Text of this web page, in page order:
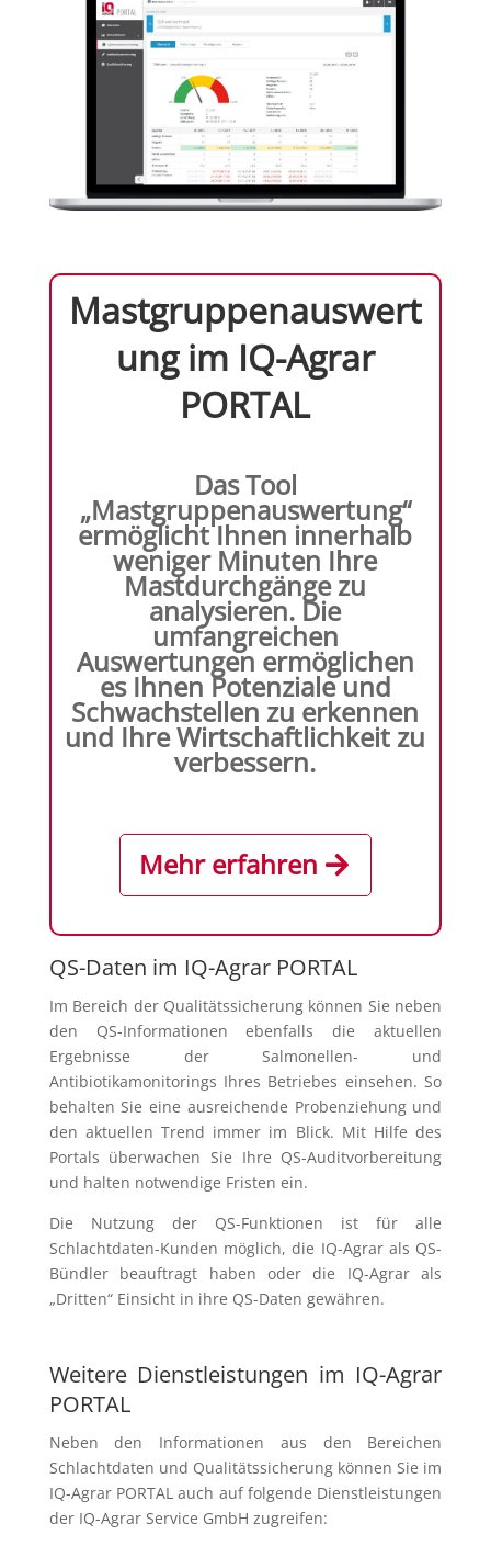
Mastgruppenauswert
ung im IQ-Agrar
PORTAL
Das Tool
„Mastgruppenauswertung“
ermöglicht Ihnen innerhalb
weniger Minuten Ihre
Mastdurchgänge zu
analysieren. Die
umfangreichen
Auswertungen ermöglichen
es Ihnen Potenziale und
Schwachstellen zu erkennen
und Ihre Wirtschaftlichkeit zu
verbessern.
Mehr erfahren
QS-Daten im IQ-Agrar PORTAL
Im Bereich der Qualitätssicherung können Sie neben
den QS-Informationen ebenfalls die aktuellen
Ergebnisse der Salmonellen- und
Antibiotikamonitorings Ihres Betriebes einsehen. So
behalten Sie eine ausreichende Probenziehung und
den aktuellen Trend immer im Blick. Mit Hilfe des
Portals überwachen Sie Ihre QS-Auditvorbereitung
und halten notwendige Fristen ein.
Die Nutzung der QS-Funktionen ist für alle
Schlachtdaten-Kunden möglich, die IQ-Agrar als QS-
Bündler beauftragt haben oder die IQ-Agrar als
„Dritten“ Einsicht in ihre QS-Daten gewähren.
Weitere Dienstleistungen im IQ-Agrar
PORTAL
Neben den Informationen aus den Bereichen
Schlachtdaten und Qualitätssicherung können Sie im
IQ-Agrar PORTAL auch auf folgende Dienstleistungen
der IQ-Agrar Service GmbH zugreifen: